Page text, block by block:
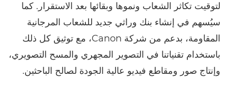
لتوقيت تكاثر الشعاب ونموها وبقائها بعد الاستقرار. كما
سيُسهم في إنشاء بنك وراثي جديد للشعاب المرجانية
المقاومة، بدعم من شركة Canon، مع توثيق كل ذلك
باستخدام تقنياتنا في التصوير المجهري والمسح التصويري،
وإنتاج صور ومقاطع فيديو عالية الجودة لصالح الباحثين.